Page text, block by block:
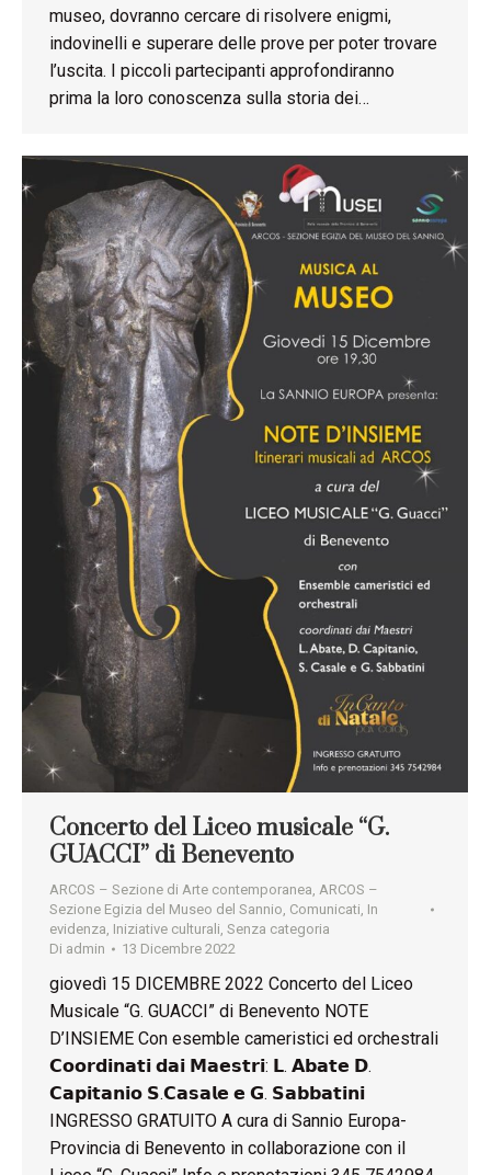
museo, dovranno cercare di risolvere enigmi,
indovinelli e superare delle prove per poter trovare
l’uscita. I piccoli partecipanti approfondiranno
prima la loro conoscenza sulla storia dei…
Concerto del Liceo musicale “G.
GUACCI” di Benevento
ARCOS – Sezione di Arte contemporanea, ARCOS –
Sezione Egizia del Museo del Sannio, Comunicati, In
evidenza, Iniziative culturali, Senza categoria
Di admin 13 Dicembre 2022
giovedì 15 DICEMBRE 2022 Concerto del Liceo
Musicale “G. GUACCI” di Benevento NOTE
D’INSIEME Con esemble cameristici ed orchestrali
𝗖𝗼𝗼𝗿𝗱𝗶𝗻𝗮𝘁𝗶 𝗱𝗮𝗶 𝗠𝗮𝗲𝘀𝘁𝗿𝗶: 𝗟. 𝗔𝗯𝗮𝘁𝗲 𝗗.
𝗖𝗮𝗽𝗶𝘁𝗮𝗻𝗶𝗼 𝗦.𝗖𝗮𝘀𝗮𝗹𝗲 𝗲 𝗚. 𝗦𝗮𝗯𝗯𝗮𝘁𝗶𝗻𝗶
INGRESSO GRATUITO A cura di Sannio Europa-
Provincia di Benevento in collaborazione con il